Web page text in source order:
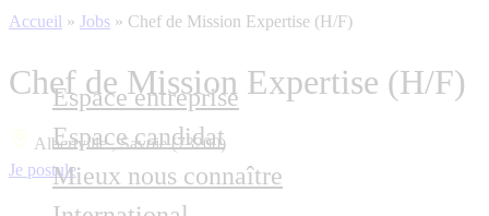
Espace entreprise
Espace candidat
Mieux nous connaître
Accueil » Jobs » Chef de Mission Expertise (H/F)
Chef de Mission Expertise (H/F)
Albertville , Savoie (73200)
Je postule